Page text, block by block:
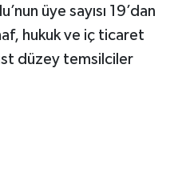
üye sayısı 19’dan
hukuk ve iç ticaret
düzey temsilciler